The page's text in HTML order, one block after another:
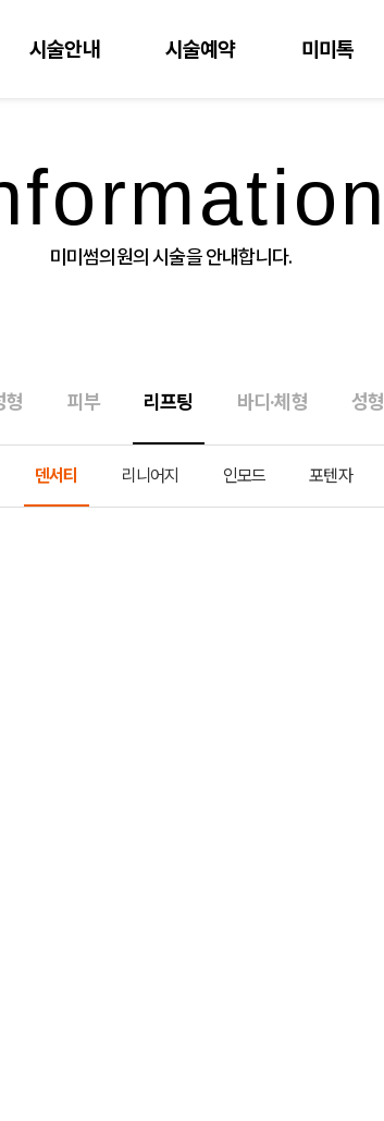
시술안내 시술예약 미미톡
미미썸의원의 시술을 안내합니다.
형 피부 리프팅 바디·체형 성형
덴서티 리니어지 인모드 포텐자